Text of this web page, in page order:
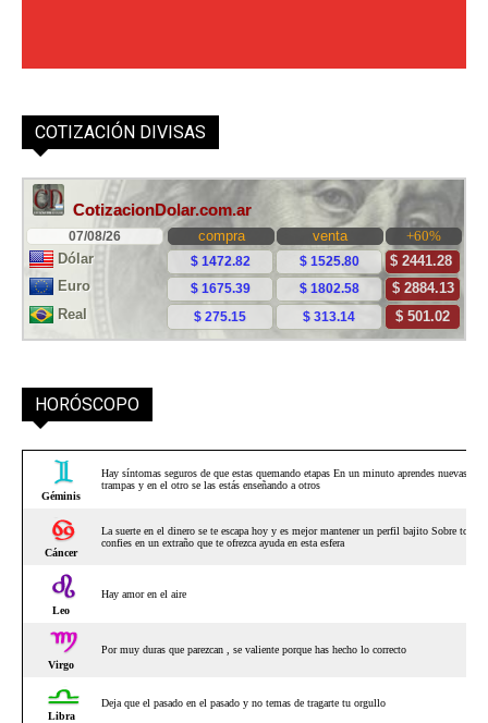
COTIZACIÓN DIVISAS
HORÓSCOPO